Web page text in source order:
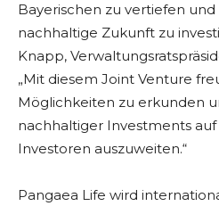
Bayerischen zu vertiefen
nachhaltige Zukunft zu
Knapp,
„Mit diesem Joint Venture
Möglichkeiten zu erkunden
nachhaltiger Investments
Investoren auszuweiten.“
Pangaea Life wird